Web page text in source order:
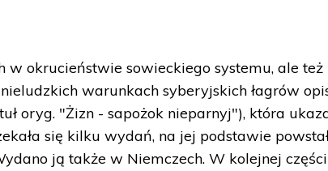
w okrucieństwie sowieckiego systemu, ale
warunkach syberyjskich łagrów
oryg. "Żizn - sapożok nieparnyj"), która
się kilku wydań, na jej podstawie
ją także w Niemczech. W kolejnej części